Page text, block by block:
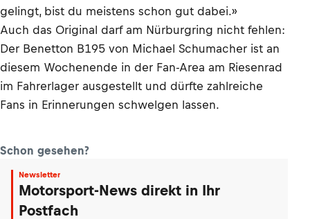
gelingt, bist du meistens schon gut dabei.»
Auch das Original darf am Nürburgring nicht fehlen:
Der Benetton B195 von Michael Schumacher ist an
diesem Wochenende in der Fan-Area am Riesenrad
im Fahrerlager ausgestellt und dürfte zahlreiche
Fans in Erinnerungen schwelgen lassen.
Schon gesehen?
Newsletter
Motorsport-News direkt in Ihr
Postfach